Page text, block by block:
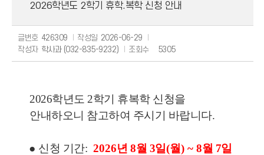
2026학년도 2학기 휴학.복학 신청 안내
글번호 426309 작성일 2026-06-29
작성자 학사과 (032-835-9232) 조회수 5305
2026학년도 2학기 휴복학 신청을
안내하오니 참고하여 주시기 바랍니다.
● 신청 기간: 2026년 8월 3일(월) ~ 8월 7일